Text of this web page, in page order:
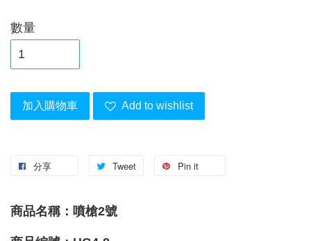
數量
加入購物車 Add to wishlist
分享 Tweet Pin it
商品名稱： 噴槍2號